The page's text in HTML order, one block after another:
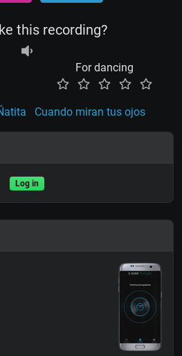
this recording?
For dancing
Cuando miran tus ojos
Log in